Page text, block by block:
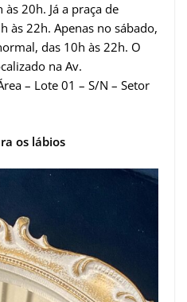
20h. Já a praça de
às 22h. Apenas no sábado,
das 10h às 22h. O
na Av.
– Lote 01 – S/N – Setor
os lábios